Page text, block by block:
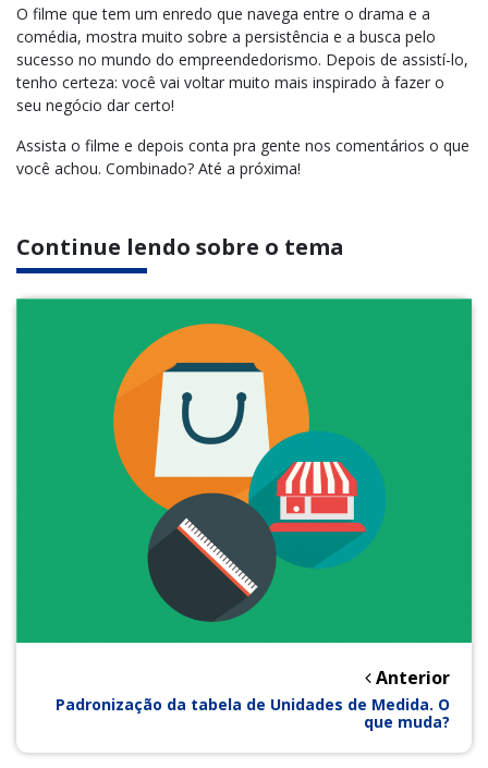
O filme que tem um enredo que navega entre o drama e a
comédia, mostra muito sobre a persistência e a busca pelo
sucesso no mundo do empreendedorismo. Depois de assistí-lo,
tenho certeza: você vai voltar muito mais inspirado à fazer o
seu negócio dar certo!
Assista o filme e depois conta pra gente nos comentários o que
você achou. Combinado? Até a próxima!
Continue lendo sobre o tema
Anterior
Padronização da tabela de Unidades de Medida. O
que muda?